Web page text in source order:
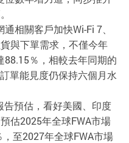
相關客戶加快Wi-Fi 7、
與下單需求，不僅今年
％，相較去年同期的
單能見度仍保持六個月水
告預估，看好美國、印度
估2025年全球FWA市場
至2027年全球FWA市場